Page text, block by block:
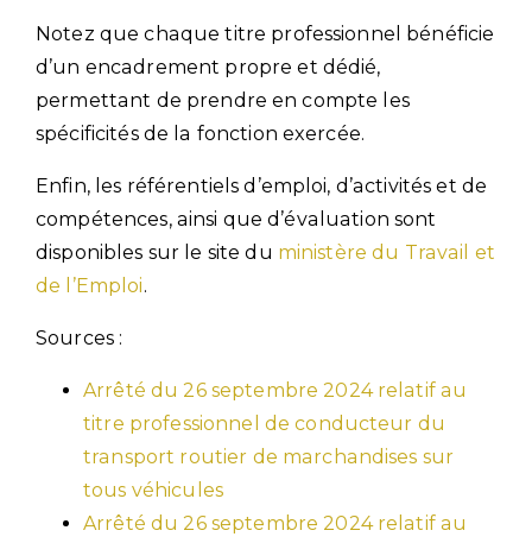
Notez que chaque titre professionnel bénéficie
d’un encadrement propre et dédié,
permettant de prendre en compte les
spécificités de la fonction exercée.
Enfin, les référentiels d’emploi, d’activités et de
compétences, ainsi que d’évaluation sont
disponibles sur le site du ministère du Travail et
de l’Emploi.
Sources :
Arrêté du 26 septembre 2024 relatif au
titre professionnel de conducteur du
transport routier de marchandises sur
tous véhicules
Arrêté du 26 septembre 2024 relatif au